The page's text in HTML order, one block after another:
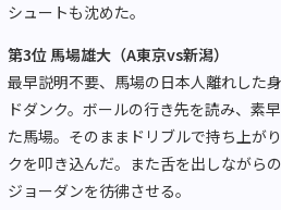
シュートも沈めた。
第3位 馬場雄大（A東京vs新潟）
最早説明不要、馬場の日本人離れした
ドダンク。ボールの行き先を読み、素
た馬場。そのままドリブルで持ち上が
クを叩き込んだ。また舌を出しながら
ジョーダンを彷彿させる。